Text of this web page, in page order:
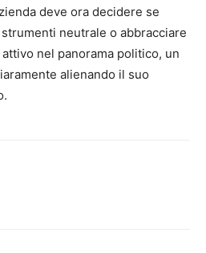
deve ora decidere se
neutrale o abbracciare
nel panorama politico, un
alienando il suo